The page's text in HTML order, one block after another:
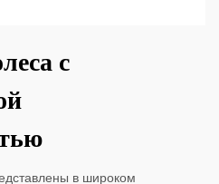
с
в широком